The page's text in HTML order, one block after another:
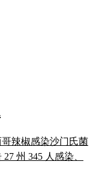
辣椒感染沙门氏菌
州 345 人感染、